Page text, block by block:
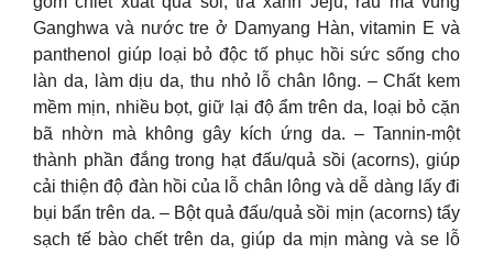
Ganghwa và nước tre ở Damyang Hàn, vitamin E và
panthenol giúp loại bỏ độc tố phục hồi sức sống cho
làn da, làm dịu da, thu nhỏ lỗ chân lông. – Chất kem
mềm mịn, nhiều bọt, giữ lại độ ẩm trên da, loại bỏ cặn
bã nhờn mà không gây kích ứng da. – Tannin-một
thành phần đắng trong hạt đấu/quả sồi (acorns), giúp
cải thiện độ đàn hồi của lỗ chân lông và dễ dàng lấy đi
bụi bẩn trên da. – Bột quả đấu/quả sồi mịn (acorns) tẩy
sạch tế bào chết trên da, giúp da mịn màng và se lỗ